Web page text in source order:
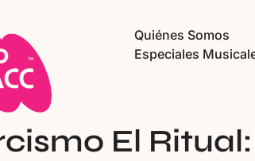
Quiénes Somos
Especiales
El